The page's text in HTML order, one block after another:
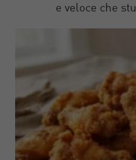
e veloce che